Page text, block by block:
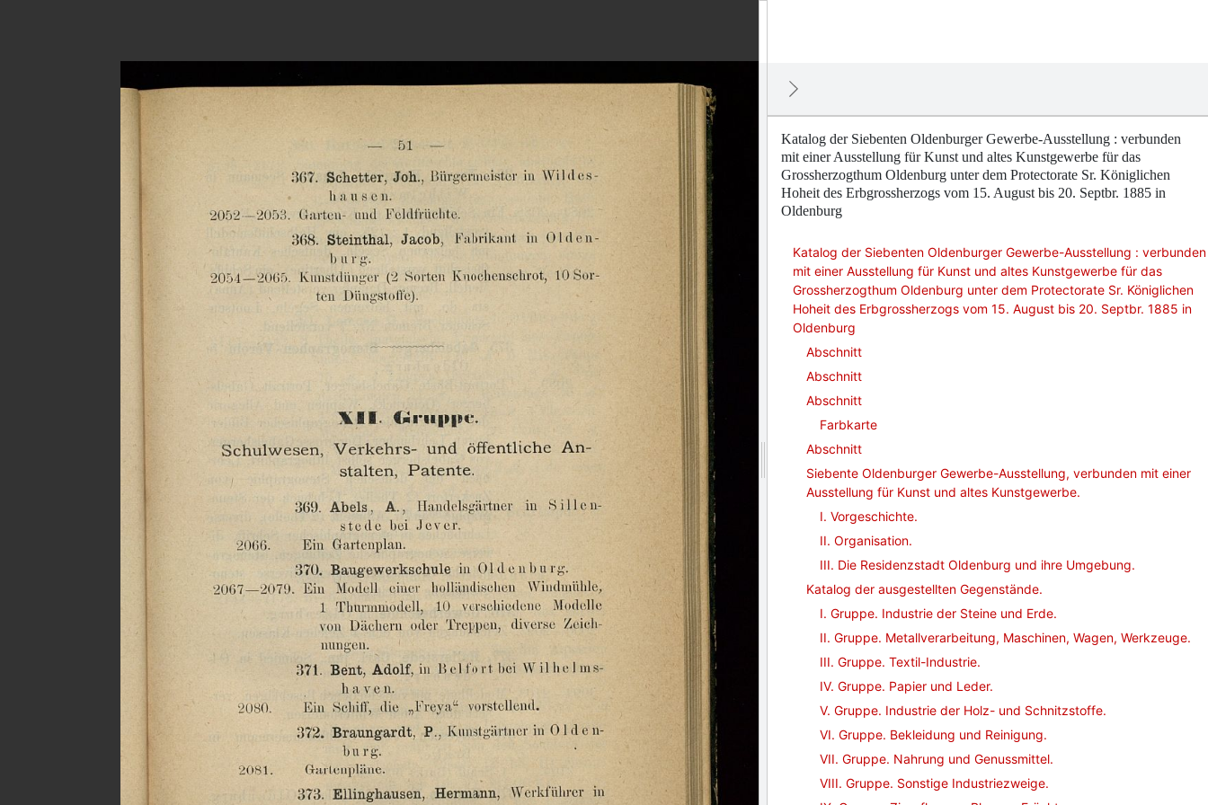
Katalog der Siebenten Oldenburger Gewerbe-Ausstellung : verbunden
mit einer Ausstellung für Kunst und altes Kunstgewerbe für das
Grossherzogthum Oldenburg unter dem Protectorate Sr. Königlichen
Hoheit des Erbgrossherzogs vom 15. August bis 20. Septbr. 1885 in
Oldenburg
Katalog der Siebenten Oldenburger Gewerbe-Ausstellung : verbunden
mit einer Ausstellung für Kunst und altes Kunstgewerbe für das
Grossherzogthum Oldenburg unter dem Protectorate Sr. Königlichen
Hoheit des Erbgrossherzogs vom 15. August bis 20. Septbr. 1885 in
Oldenburg
Abschnitt
Abschnitt
Abschnitt
Farbkarte
Abschnitt
Siebente Oldenburger Gewerbe-Ausstellung, verbunden mit einer
Ausstellung für Kunst und altes Kunstgewerbe.
I. Vorgeschichte.
II. Organisation.
III. Die Residenzstadt Oldenburg und ihre Umgebung.
Katalog der ausgestellten Gegenstände.
I. Gruppe. Industrie der Steine und Erde.
II. Gruppe. Metallverarbeitung, Maschinen, Wagen, Werkzeuge.
III. Gruppe. Textil-Industrie.
IV. Gruppe. Papier und Leder.
V. Gruppe. Industrie der Holz- und Schnitzstoffe.
VI. Gruppe. Bekleidung und Reinigung.
VII. Gruppe. Nahrung und Genussmittel.
VIII. Gruppe. Sonstige Industriezweige.